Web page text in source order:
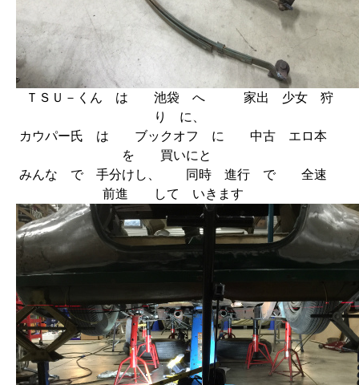
ＴＳＵ－くん は 池袋 へ 家出 少女 狩
り に、
カウパー氏 は ブックオフ に 中古 エロ本
を 買いにと
みんな で 手分けし、 同時 進行 で 全速
前進 して いきます